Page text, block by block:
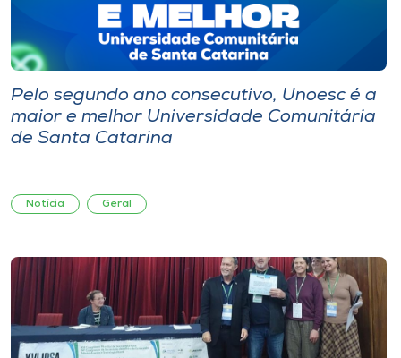
Pelo segundo ano consecutivo, Unoesc é a
maior e melhor Universidade Comunitária
de Santa Catarina
Notícia Geral